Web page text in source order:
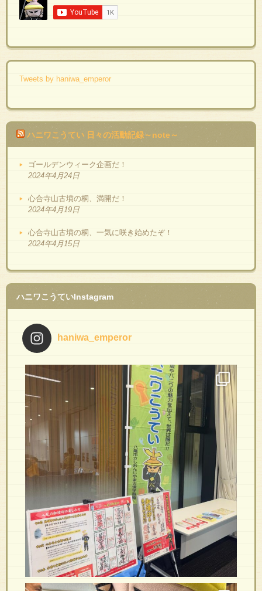
Tweets by haniwa_emperor
ハニワこうてい 日々の活動記録～note～
ゴールデンウィーク企画だ！
2024年4月24日
心合寺山古墳の桐、満開だ！
2024年4月19日
心合寺山古墳の桐、一気に咲き始めたぞ！
2024年4月15日
ハニワこうていInstagram
haniwa_emperor